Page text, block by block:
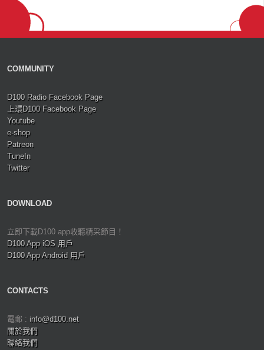
COMMUNITY
D100 Radio Facebook Page
上環D100 Facebook Page
Youtube
e-shop
Patreon
TuneIn
Twitter
DOWNLOAD
立即下載D100 app收聽精采節目！
D100 App iOS 用戶
D100 App Android 用戶
CONTACTS
電郵 : info@d100.net
關於我們
聯絡我們